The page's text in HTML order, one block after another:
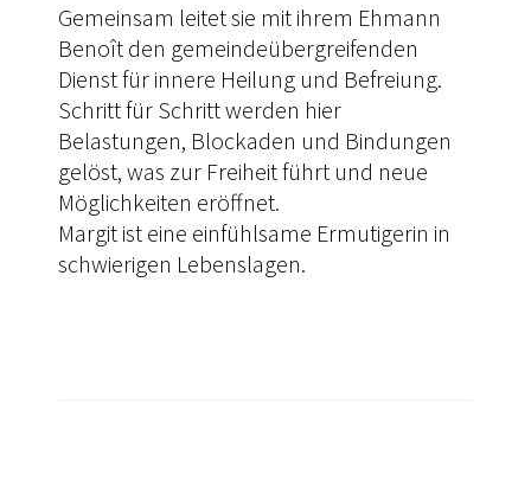
Gemeinsam leitet sie mit ihrem Ehmann
Benoît den gemeindeübergreifenden
Dienst für innere Heilung und Befreiung.
Schritt für Schritt werden hier
Belastungen, Blockaden und Bindungen
gelöst, was zur Freiheit führt und neue
Möglichkeiten eröffnet.
Margit ist eine einfühlsame Ermutigerin in
schwierigen Lebenslagen.